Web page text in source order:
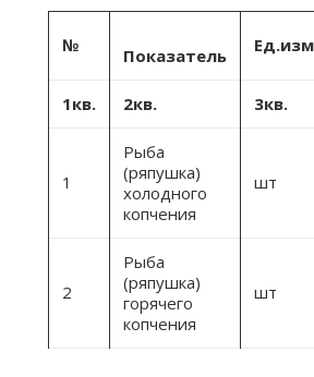
№ Показатель Ед.изм
1кв. 2кв. 3кв.
1
Рыба
(ряпушка)
холодного
копчения
шт
2
Рыба
(ряпушка)
горячего
копчения
шт